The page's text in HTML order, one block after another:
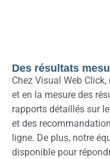
Des résultats
Chez Visual Web
et en la mesure des
rapports détaillés sur
et des
ligne. De plus, notre
disponible pour